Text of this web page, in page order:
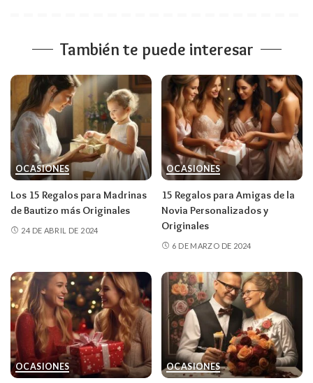
También te puede interesar
OCASIONES
Los 15 Regalos para Madrinas
de Bautizo más Originales
24 DE ABRIL DE 2024
OCASIONES
15 Regalos para Amigas de la
Novia Personalizados y
Originales
6 DE MARZO DE 2024
OCASIONES OCASIONES